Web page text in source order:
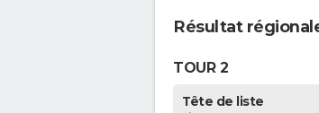
Résultat
TOUR 2
Tête de liste